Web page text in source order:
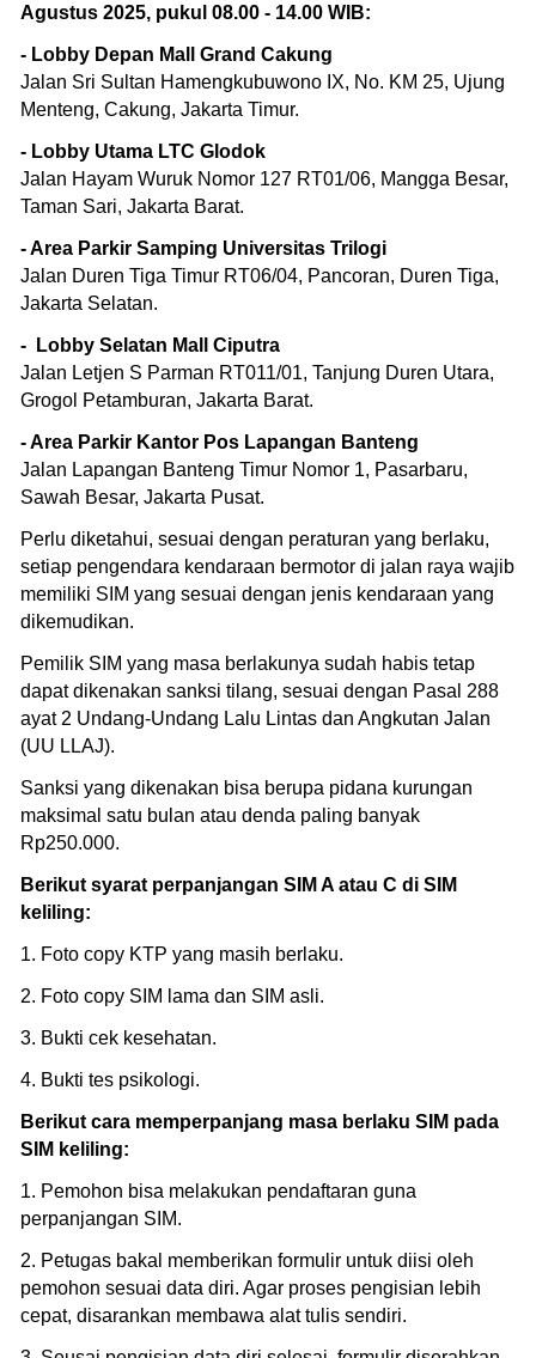
Agustus 2025, pukul 08.00 - 14.00 WIB:
- Lobby Depan Mall Grand Cakung
Jalan Sri Sultan Hamengkubuwono IX, No. KM 25, Ujung
Menteng, Cakung, Jakarta Timur.
- Lobby Utama LTC Glodok
Jalan Hayam Wuruk Nomor 127 RT01/06, Mangga Besar,
Taman Sari, Jakarta Barat.
- Area Parkir Samping Universitas Trilogi
Jalan Duren Tiga Timur RT06/04, Pancoran, Duren Tiga,
Jakarta Selatan.
- Lobby Selatan Mall Ciputra
Jalan Letjen S Parman RT011/01, Tanjung Duren Utara,
Grogol Petamburan, Jakarta Barat.
- Area Parkir Kantor Pos Lapangan Banteng
Jalan Lapangan Banteng Timur Nomor 1, Pasarbaru,
Sawah Besar, Jakarta Pusat.
Perlu diketahui, sesuai dengan peraturan yang berlaku,
setiap pengendara kendaraan bermotor di jalan raya wajib
memiliki SIM yang sesuai dengan jenis kendaraan yang
dikemudikan.
Pemilik SIM yang masa berlakunya sudah habis tetap
dapat dikenakan sanksi tilang, sesuai dengan Pasal 288
ayat 2 Undang-Undang Lalu Lintas dan Angkutan Jalan
(UU LLAJ).
Sanksi yang dikenakan bisa berupa pidana kurungan
maksimal satu bulan atau denda paling banyak
Rp250.000.
Berikut syarat perpanjangan SIM A atau C di SIM
keliling:
1. Foto copy KTP yang masih berlaku.
2. Foto copy SIM lama dan SIM asli.
3. Bukti cek kesehatan.
4. Bukti tes psikologi.
Berikut cara memperpanjang masa berlaku SIM pada
SIM keliling:
1. Pemohon bisa melakukan pendaftaran guna
perpanjangan SIM.
2. Petugas bakal memberikan formulir untuk diisi oleh
pemohon sesuai data diri. Agar proses pengisian lebih
cepat, disarankan membawa alat tulis sendiri.